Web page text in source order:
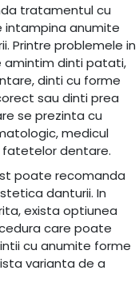
tratamentul cu
anumite
Printre problemele in
dinti patati,
dinti cu forme
sau dinti prea
se prezinta cu
medicul
dentare.
poate recomanda
danturii. In
exista optiunea
care poate
cu anumite forme
varianta de a